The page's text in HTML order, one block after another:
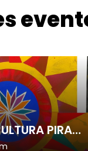
FESTIVAL DA CULTURA PIRAQUARA DE POTIM - Potim